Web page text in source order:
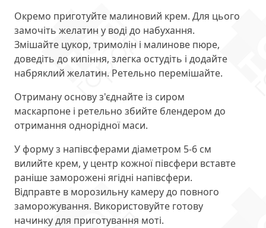
Окремо приготуйте малиновий крем. Для цього
замочіть желатин у воді до набухання.
Змішайте цукор, тримолін і малинове пюре,
доведіть до кипіння, злегка остудіть і додайте
набряклий желатин. Ретельно перемішайте.
Отриману основу з'єднайте із сиром
маскарпоне і ретельно збийте блендером до
отримання однорідної маси.
У форму з напівсферами діаметром 5-6 см
вилийте крем, у центр кожної півсфери вставте
раніше заморожені ягідні напівсфери.
Відправте в морозильну камеру до повного
заморожування. Використовуйте готову
начинку для приготування моті.